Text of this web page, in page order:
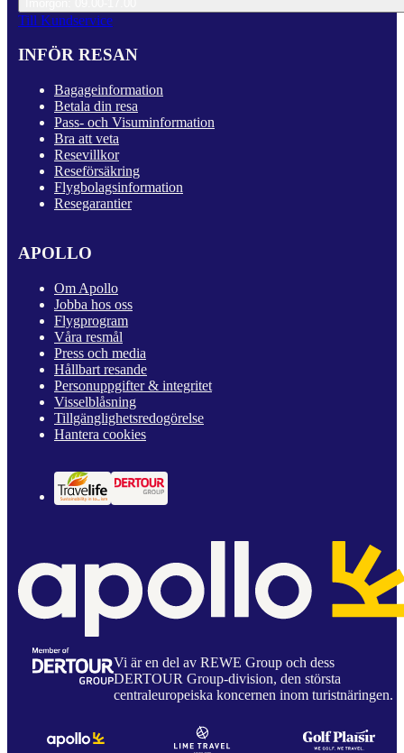
Till Kundservice
INFÖR RESAN
Bagageinformation
Betala din resa
Pass- och Visuminformation
Bra att veta
Resevillkor
Reseförsäkring
Flygbolagsinformation
Resegarantier
APOLLO
Om Apollo
Jobba hos oss
Flygprogram
Våra resmål
Press och media
Hållbart resande
Personuppgifter & integritet
Visselblåsning
Tillgänglighetsredogörelse
Hantera cookies
Vi är en del av REWE Group och dess
DERTOUR Group-division, den största
centraleuropeiska koncernen inom turistnäringen.